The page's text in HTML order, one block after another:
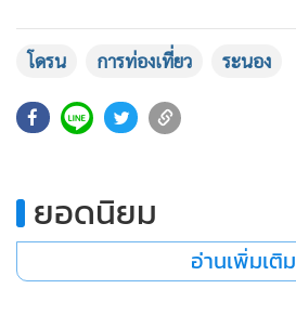
อินโดจีน
• Celeb Online
News1
• Gotomanager
โดรน การท่องเที่ยว ระนอง
ยอดนิยม
อ่านเพิ่มเติม